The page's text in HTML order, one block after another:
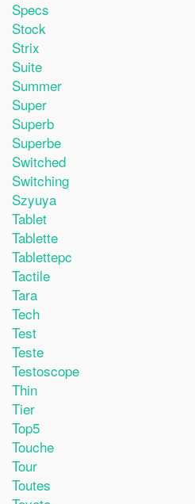
Specs
Stock
Strix
Suite
Summer
Super
Superb
Superbe
Switched
Switching
Szyuya
Tablet
Tablette
Tablettepc
Tactile
Tara
Tech
Test
Teste
Testoscope
Thin
Tier
Top5
Touche
Tour
Toutes